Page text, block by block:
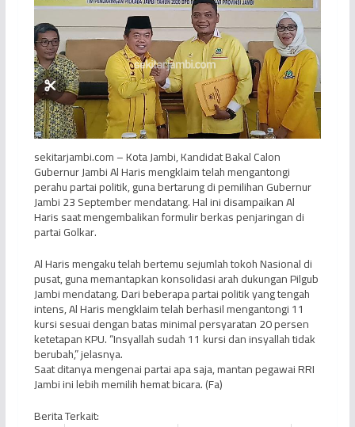
sekitarjambi.com – Kota Jambi, Kandidat Bakal Calon
Gubernur Jambi Al Haris mengklaim telah mengantongi
perahu partai politik, guna bertarung di pemilihan Gubernur
Jambi 23 September mendatang. Hal ini disampaikan Al
Haris saat mengembalikan formulir berkas penjaringan di
partai Golkar.
Al Haris mengaku telah bertemu sejumlah tokoh Nasional di
pusat, guna memantapkan konsolidasi arah dukungan Pilgub
Jambi mendatang. Dari beberapa partai politik yang tengah
intens, Al Haris mengklaim telah berhasil mengantongi 11
kursi sesuai dengan batas minimal persyaratan 20 persen
ketetapan KPU. “Insyallah sudah 11 kursi dan insyallah tidak
berubah,” jelasnya.
Saat ditanya mengenai partai apa saja, mantan pegawai RRI
Jambi ini lebih memilih hemat bicara. (Fa)
Berita Terkait: